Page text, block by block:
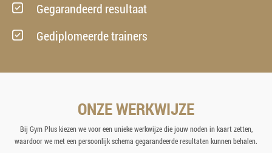
Gegarandeerd resultaat
Gediplomeerde trainers
ONZE WERKWIJZE
Bij Gym Plus kiezen we voor een unieke werkwijze die jouw noden in kaart zetten,
waardoor we met een persoonlijk schema gegarandeerde resultaten kunnen behalen.